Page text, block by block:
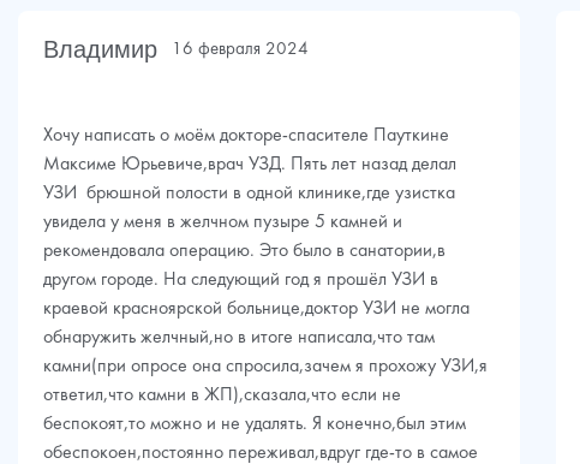
Владимир 16 февраля 2024
Хочу написать о моём докторе-спасителе Пауткине
Максиме Юрьевиче,врач УЗД. Пять лет назад делал
УЗИ брюшной полости в одной клинике,где узистка
увидела у меня в желчном пузыре 5 камней и
рекомендовала операцию. Это было в санатории,в
другом городе. На следующий год я прошёл УЗИ в
краевой красноярской больнице,доктор УЗИ не могла
обнаружить желчный,но в итоге написала,что там
камни(при опросе она спросила,зачем я прохожу УЗИ,я
ответил,что камни в ЖП),сказала,что если не
беспокоят,то можно и не удалять. Я конечно,был этим
обеспокоен,постоянно переживал,вдруг где-то в самое